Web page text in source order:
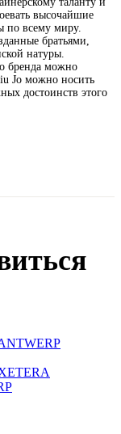
высочайшие
по всему миру.
братьями,
натуры.
бренда можно
Jo можно носить
достоинств этого